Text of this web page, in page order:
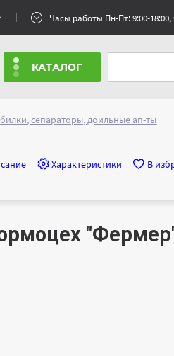
Часы работы Пн-Пт: 9:00-18:00,
КАТАЛОГ
сепараторы, доильные ап-ты
Характеристики В